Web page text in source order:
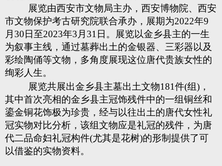
展览由西安市文物局主办，西安博物院、西安
市文物保护考古研究院联合承办，展期为2022年9
月30日至2023年3月31日。展览以金乡县主的一生
为叙事主线，通过墓葬出土的金银器、三彩器以及
彩绘陶俑等文物，多角度展现这位唐代贵族女性的
绚彩人生。
展览共展出金乡县主墓出土文物181件(组)，
其中首次亮相的金乡县主冠饰残件中的一组铜丝和
鎏金铜花饰极为珍贵，经与以往出土的唐代女性礼
冠实物对比分析，该组文物应是礼冠的残件，为唐
代二品命妇礼冠构件(尤其是花树)的形制提供了可
以借鉴的实物资料。